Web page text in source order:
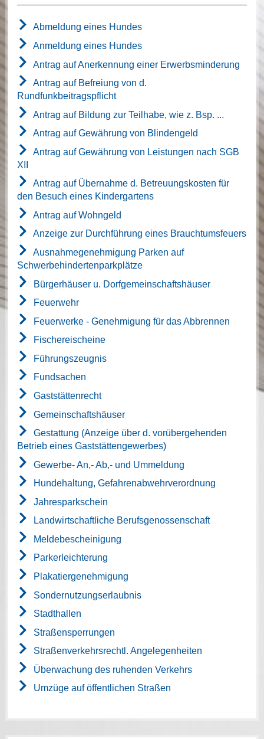
Abmeldung eines Hundes
Anmeldung eines Hundes
Antrag auf Anerkennung einer Erwerbsminderung
Antrag auf Befreiung von d.
Rundfunkbeitragspflicht
Antrag auf Bildung zur Teilhabe, wie z. Bsp. ...
Antrag auf Gewährung von Blindengeld
Antrag auf Gewährung von Leistungen nach SGB
XII
Antrag auf Übernahme d. Betreuungskosten für
den Besuch eines Kindergartens
Antrag auf Wohngeld
Anzeige zur Durchführung eines Brauchtumsfeuers
Ausnahmegenehmigung Parken auf
Schwerbehindertenparkplätze
Bürgerhäuser u. Dorfgemeinschaftshäuser
Feuerwehr
Feuerwerke - Genehmigung für das Abbrennen
Fischereischeine
Führungszeugnis
Fundsachen
Gaststättenrecht
Gemeinschaftshäuser
Gestattung (Anzeige über d. vorübergehenden
Betrieb eines Gaststättengewerbes)
Gewerbe- An,- Ab,- und Ummeldung
Hundehaltung, Gefahrenabwehrverordnung
Jahresparkschein
Landwirtschaftliche Berufsgenossenschaft
Meldebescheinigung
Parkerleichterung
Plakatiergenehmigung
Sondernutzungserlaubnis
Stadthallen
Straßensperrungen
Straßenverkehrsrechtl. Angelegenheiten
Überwachung des ruhenden Verkehrs
Umzüge auf öffentlichen Straßen